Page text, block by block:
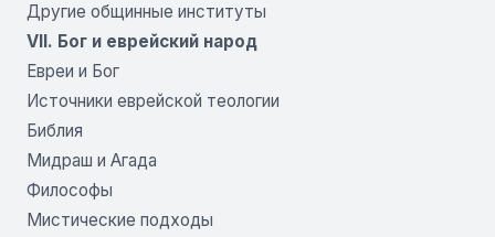
Другие общинные институты
VII. Бог и еврейский народ
Евреи и Бог
Источники еврейской теологии
Библия
Мидраш и Агада
Философы
Мистические подходы